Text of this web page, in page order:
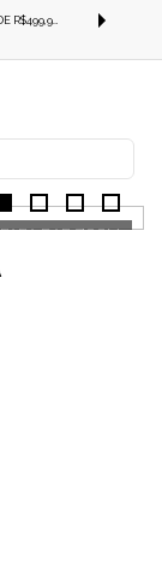
FRETE FIXO SUL E SUDESTE EM COMPRAS ACIMA DE R$499,99!